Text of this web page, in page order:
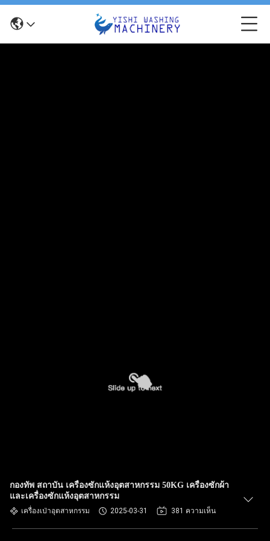
กองทัพ สถาบัน เครื่องซักแห้งอุตสาหกรรม 50KG เครื่องซักผ้า
และเครื่องซักแห้งอุตสาหกรรม
เครื่องเป่าอุตสาหกรรม 2025-03-31 381 ความเห็น